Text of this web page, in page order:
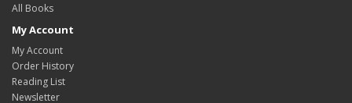
All Books
My Account
My Account
Order History
Reading List
Newsletter